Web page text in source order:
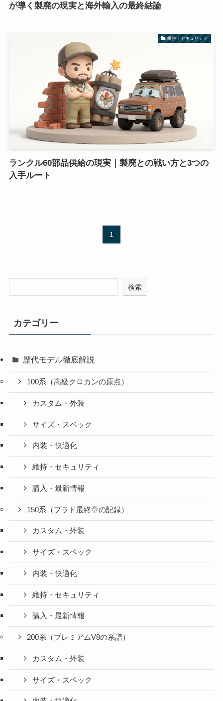
が導く製廃の現実と海外輸入の最終結論
維持・セキュリティ
ランクル60部品供給の現実｜製廃との戦い方と3つの
入手ルート
1
検索
カテゴリー
歴代モデル徹底解説
100系（高級クロカンの原点）
カスタム・外装
サイズ・スペック
内装・快適化
維持・セキュリティ
購入・最新情報
150系（プラド最終章の記録）
カスタム・外装
サイズ・スペック
内装・快適化
維持・セキュリティ
購入・最新情報
200系（プレミアムV8の系譜）
カスタム・外装
サイズ・スペック